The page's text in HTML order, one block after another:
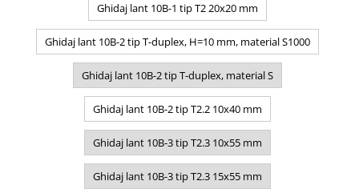
Ghidaj lant 10B-1 tip T2 20x20 mm
Ghidaj lant 10B-2 tip T-duplex, H=10 mm, material S1000
Ghidaj lant 10B-2 tip T-duplex, material S
Ghidaj lant 10B-2 tip T2.2 10x40 mm
Ghidaj lant 10B-3 tip T2.3 10x55 mm
Ghidaj lant 10B-3 tip T2.3 15x55 mm